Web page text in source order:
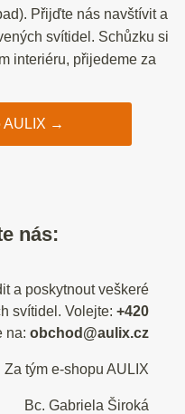
Přijďte nás navštívit a
svítidel. Schůzku si
interiéru, přijedeme za
AULIX →
nás:
a poskytnout veškeré
svítidel. Volejte: +420
na: obchod@aulix.cz
Za tým e-shopu AULIX
Bc. Gabriela Široká